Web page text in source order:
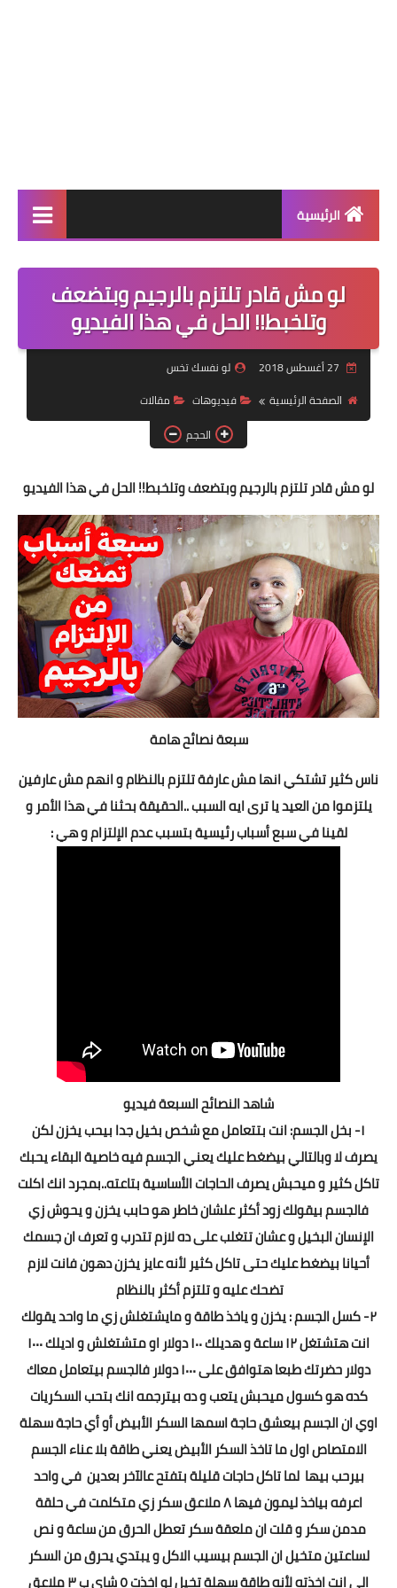
الرئيسية
أنظمة المسابقات
نظام اليوم
أنظمة التثبيت بعد الرجيم
أنظمة شهر رمضان
وصفات الطعام
Diet plan
تعليمات النظام
لو مش قادر تلتزم بالرجيم وبتضعف
وتلخبط!! الحل في هذا الفيديو
لو نفسك تخس
الصفحة الرئيسية
فيديوهات
مقالات
الحجم
لو مش قادر تلتزم بالرجيم وبتضعف وتلخبط!! الحل في هذا الفيديو
سبعة نصائح هامة
ناس كثير تشتكي انها مش عارفة تلتزم بالنظام و انهم مش عارفين
يلتزموا من العيد يا ترى ايه السبب ..الحقيقة بحثنا في هذا الأمر و
لقينا في سبع أسباب رئيسية بتسبب عدم الإلتزام و هي :
شاهد النصائح السبعة فيديو
١- بخل الجسم: انت بتتعامل مع شخص بخيل جدا بيحب يخزن لكن
يصرف لا وبالتالي بيضغط عليك يعني الجسم فيه خاصية البقاء يحبك
تاكل كثير و ميحبش يصرف الحاجات الأساسية بتاعته..بمجرد انك اكلت
فالجسم بيقولك زود أكثر علشان خاطر هو حابب يخزن و يحوش زي
الإنسان البخيل و عشان تتغلب على ده لازم تتدرب و تعرف ان جسمك
أحيانا بيضغط عليك حتى تاكل كثير لأنه عايز يخزن دهون فانت لازم
تضحك عليه و تلتزم أكثر بالنظام
٢- كسل الجسم : يخزن و ياخذ طاقة و مايشتغلش زي ما واحد يقولك
انت هتشتغل ١٢ ساعة و هديلك ١٠٠ دولار او متشتغلش و اديلك ١٠٠٠
دولار حضرتك طبعا هتوافق على ١٠٠٠ دولار فالجسم بيتعامل معاك
كده هو كسول ميحبش يتعب و ده بيترجمه انك بتحب السكريات
اوي ان الجسم بيعشق حاجة اسمها السكر الأبيض أو أي حاجة سهلة
الامتصاص اول ما تاخذ السكر الأبيض يعني طاقة بلا عناء الجسم
بيرحب بيها لما تاكل حاجات قليلة بتفتح عالآخر بعدين في واحد
اعرفه بياخذ ليمون فيها ٨ ملاعق سكر زي متكلمت في حلقة
مدمن سكر و قلت ان ملعقة سكر تعطل الحرق من ساعة و نص
لساعتين متخيل ان الجسم بيسيب الاكل و يبتدي يحرق من السكر
الي انت اخذته لأنه طاقة سهلة تخيل لو اخذت ٥ شاي ب ٣ ملاعق